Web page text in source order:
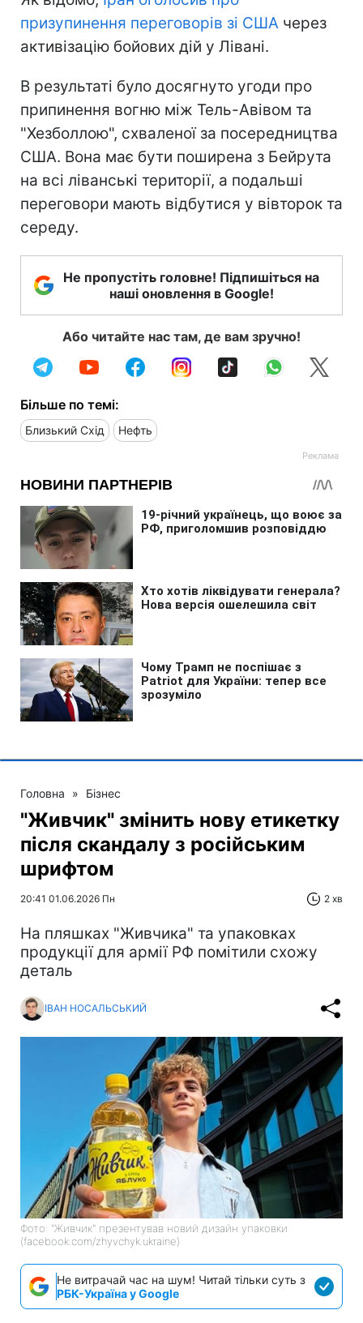
призупинення переговорів зі США через
активізацію бойових дій у Лівані.
В результаті було досягнуто угоди про
припинення вогню між Тель-Авівом та
"Хезболлою", схваленої за посередництва
США. Вона має бути поширена з Бейрута
на всі ліванські території, а подальші
переговори мають відбутися у вівторок та
середу.
Не пропустіть головне! Підпишіться на
наші оновлення в Google!
Або читайте нас там, де вам зручно!
Більше по темі:
Близький Схід Нефть
Головна » Бізнес
"Живчик" змінить нову етикетку
після скандалу з російським
шрифтом
20:41 01.06.2026 Пн 2 хв
На пляшках "Живчика" та упаковках
продукції для армії РФ помітили схожу
деталь
ІВАН НОСАЛЬСЬКИЙ
Фото: "Живчик" презентував новий дизайн упаковки
(facebook.com/zhyvchyk.ukraine)
Не витрачай час на шум! Читай тільки суть з
РБК-Україна у Google